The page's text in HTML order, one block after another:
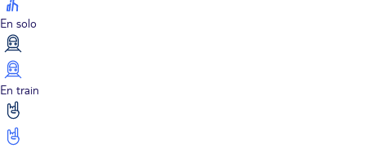
En solo
En train